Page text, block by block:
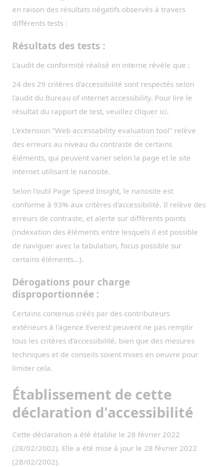
en raison des résultats négatifs observés à travers
différents tests :
Résultats des tests :
L’audit de conformité réalisé en interne révèle que :
24 des 29 critères d'accessibilité sont respectés selon
l'audit du Bureau of internet accessibility. Pour lire le
résultat du rapport de test, veuillez cliquer ici.
L'extension "Web accessability evaluation tool" relève
des erreurs au niveau du contraste de certains
éléments, qui peuvent varier selon la page et le site
internet utilisant le nanosite.
Selon l'outil Page Speed Insight, le nanosite est
conforme à 93% aux critères d'accessibilité. Il relève des
erreurs de contraste, et alerte sur différents points
(indexation des éléments entre lesquels il est possible
de naviguer avec la tabulation, focus possible sur
certains éléments...).
Dérogations pour charge
disproportionnée :
Certains contenus créés par des contributeurs
extérieurs à l'agence Everest peuvent ne pas remplir
tous les critères d'accessibilité, bien que des mesures
techniques et de conseils soient mises en oeuvre pour
limiter cela.
Établissement de cette
déclaration d'accessibilité
Cette déclaration a été établie le 28 février 2022
(28/02/2002). Elle a été mise à jour le 28 février 2022
(28/02/2002).